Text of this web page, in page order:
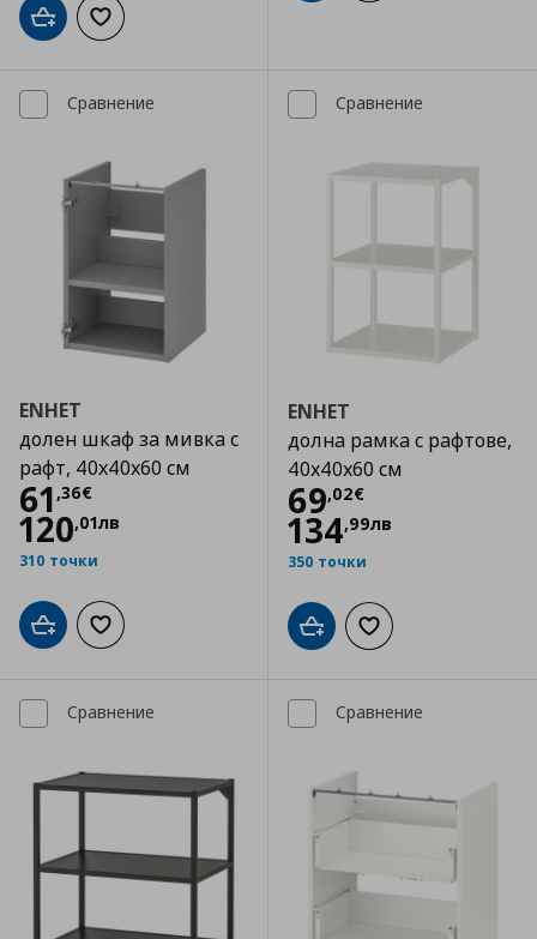
Добави в кошницата
Добави към списъка с любими
Сравнение
ENHET
долен шкаф за мивка с
рафт, 40x40x60 см
61 ,36€
Цена
120,01лв
310 точки
Добави в кошницата
Добави към списъка с любими
Сравнение
ENHET
долна рамка с рафтове,
40x40x60 см
69,02€
Цена
134,99лв
350 точки
Добави в кошницата
Добави към
Сравнение Сравнение